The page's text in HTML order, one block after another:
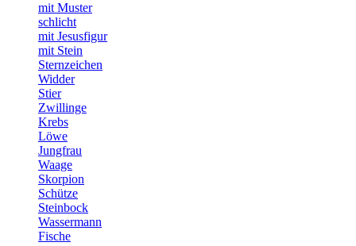
mit Muster
schlicht
mit Jesusfigur
mit Stein
Sternzeichen
Widder
Stier
Zwillinge
Krebs
Löwe
Jungfrau
Waage
Skorpion
Schütze
Steinbock
Wassermann
Fische